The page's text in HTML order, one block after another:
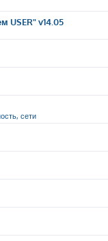
USER" v14.05
сети